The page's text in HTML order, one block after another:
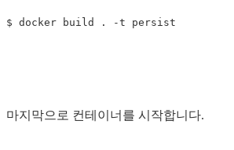
$ docker build . -t
마지막으로 컨테이너를 시작합니다.